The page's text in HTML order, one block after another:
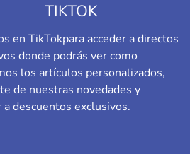
TIKTOK
en TikTokpara acceder a directos
donde podrás ver como
los artículos personalizados,
de nuestras novedades y
a descuentos exclusivos.